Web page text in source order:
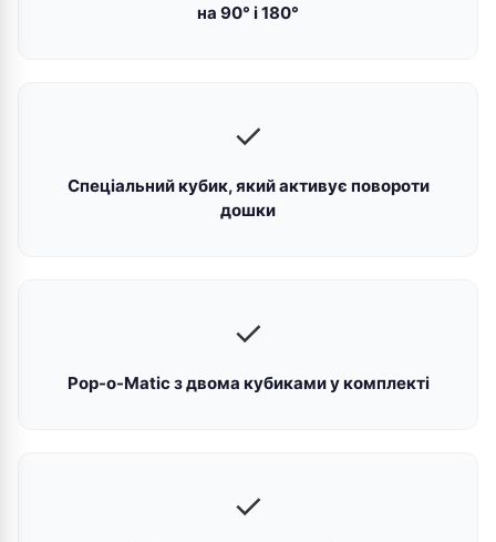
на 90° і 180°
✓
Спеціальний кубик, який активує повороти
дошки
✓
Pop-o-Matic з двома кубиками у комплекті
✓